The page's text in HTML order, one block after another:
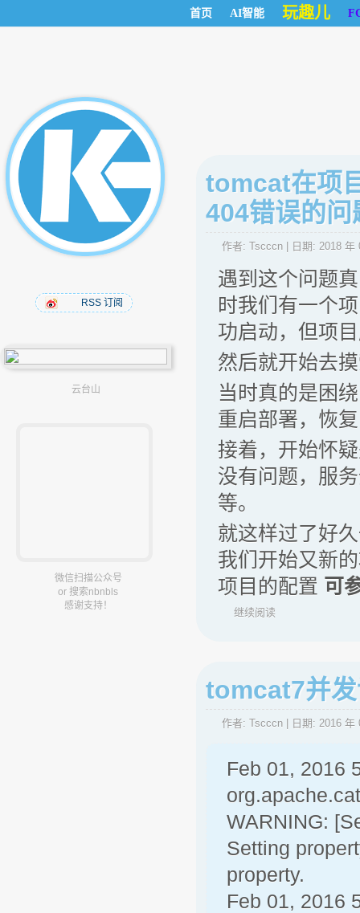
首页 AI智能 玩趣儿
RSS 订阅
云台山
微信扫描公众号
or 搜索nbnbls
感谢支持！
tomcat在项
404错误的问
作者: Tscccn | 日期: 2018 年
遇到这个问题
时我们有一个
功启动，但项
然后就开始去
当时真的是困
重启部署，恢
接着，开始怀
没有问题，服
等。
就这样过了好
我们开始又新
项目的配置 可
继续阅读
tomcat7并
作者: Tscccn | 日期: 2016 年
Feb 01, 2016
WARNING:
Setting
property.
Feb 01, 2016